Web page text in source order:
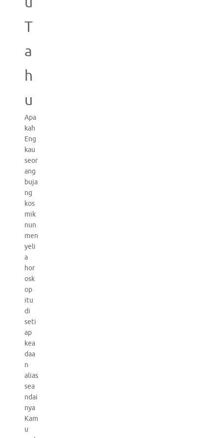
T
a
h
u
Apa
kah
Eng
kau
seor
ang
buja
ng
kos
mik
nun
men
yeli
a
hor
osk
op
itu
di
seti
ap
kea
daa
n
alias
sea
ndai
nya
Kam
u